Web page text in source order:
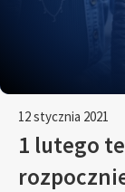
12 stycznia 2021
1 lutego